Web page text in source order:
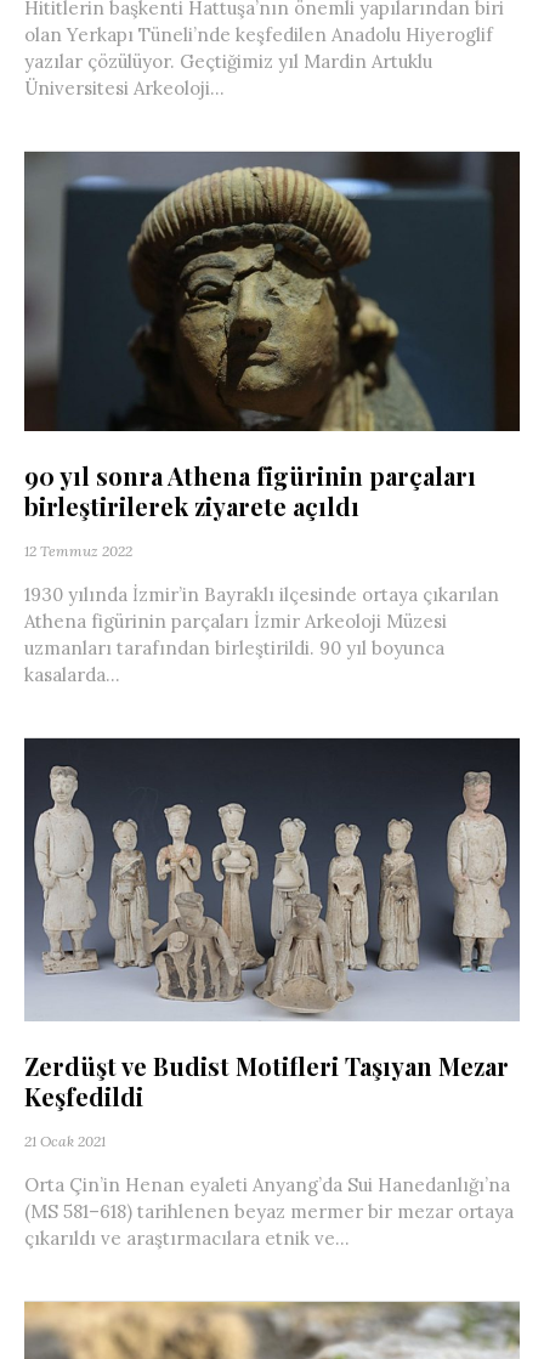
Hititlerin başkenti Hattuşa’nın önemli yapılarından biri
olan Yerkapı Tüneli’nde keşfedilen Anadolu Hiyeroglif
yazılar çözülüyor. Geçtiğimiz yıl Mardin Artuklu
Üniversitesi Arkeoloji...
90 yıl sonra Athena figürinin parçaları
birleştirilerek ziyarete açıldı
12 Temmuz 2022
1930 yılında İzmir’in Bayraklı ilçesinde ortaya çıkarılan
Athena figürinin parçaları İzmir Arkeoloji Müzesi
uzmanları tarafından birleştirildi. 90 yıl boyunca
kasalarda...
Zerdüşt ve Budist Motifleri Taşıyan Mezar
Keşfedildi
21 Ocak 2021
Orta Çin’in Henan eyaleti Anyang’da Sui Hanedanlığı’na
(MS 581–618) tarihlenen beyaz mermer bir mezar ortaya
çıkarıldı ve araştırmacılara etnik ve...